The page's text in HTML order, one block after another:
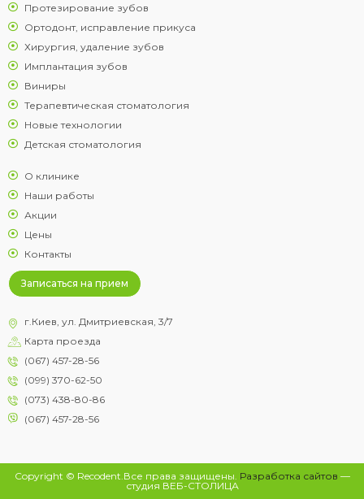
Протезирование зубов
Ортодонт, исправление прикуса
Хирургия, удаление зубов
Имплантация зубов
Виниры
Терапевтическая стоматология
Новые технологии
Детская стоматология
О клинике
Наши работы
Акции
Цены
Контакты
Записаться на прием
г.Киев, ул. Дмитриевская, 3/7
Карта проезда
(067) 457-28-56
(099) 370-62-50
(073) 438-80-86
(067) 457-28-56
Copyright © Recodent.Все права защищены. Разработка сайтов —
студия ВЕБ-СТОЛИЦА